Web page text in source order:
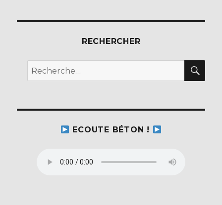
RECHERCHER
Recherche
pour :
ECOUTE BÉTON !